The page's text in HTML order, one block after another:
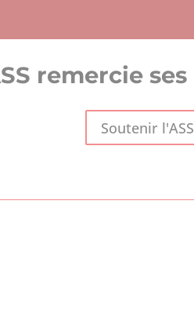
remercie ses
Soutenir l'ASS